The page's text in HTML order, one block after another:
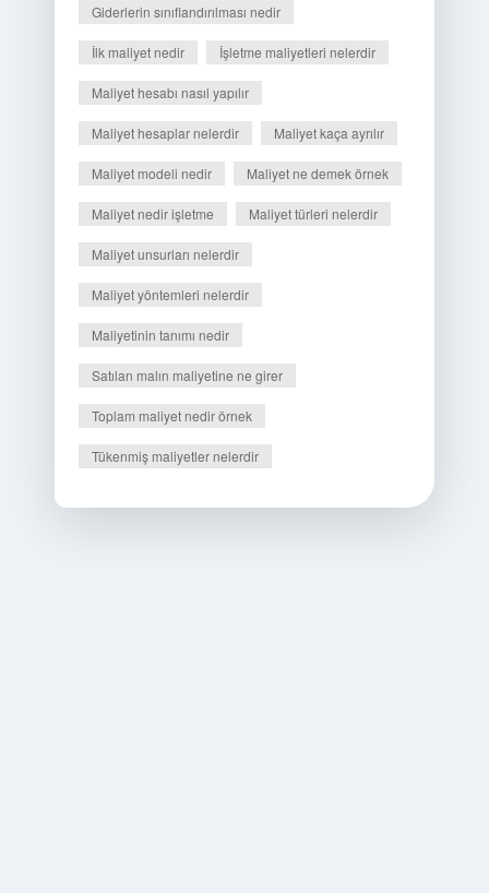
Giderlerin sınıflandırılması nedir
İlk maliyet nedir İşletme maliyetleri nelerdir
Maliyet hesabı nasıl yapılır
Maliyet hesaplar nelerdir Maliyet kaça ayrılır
Maliyet modeli nedir Maliyet ne demek örnek
Maliyet nedir işletme Maliyet türleri nelerdir
Maliyet unsurları nelerdir
Maliyet yöntemleri nelerdir
Maliyetinin tanımı nedir
Satılan malın maliyetine ne girer
Toplam maliyet nedir örnek
Tükenmiş maliyetler nelerdir